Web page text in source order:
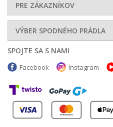
PRE ZÁKAZNÍKOV
VÝBER SPODNÉHO PRÁDLA
SPOJTE SA S NAMI
Facebook Instagram